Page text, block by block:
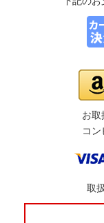
お取
コン
取